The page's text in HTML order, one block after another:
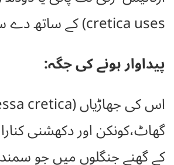
cretica uses) کے ساتھ دے سکتے ہیں۔
پیداوار ہونے کی جگہ:
گھاٹ،کونکن اور دکھشنی
کے گھنے جنگلوں میں جو